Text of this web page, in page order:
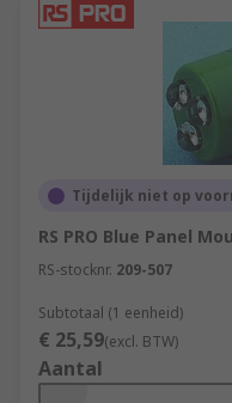
Tijdelijk niet op
RS PRO Blue Panel
RS-stocknr. 209-507
Subtotaal (1 eenheid)
€ 25,59(excl. BTW)
Aantal